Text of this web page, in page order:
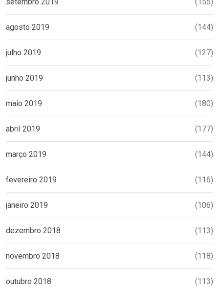
agosto 2019 (144)
julho 2019 (127)
junho 2019 (113)
maio 2019 (180)
abril 2019 (177)
março 2019 (144)
fevereiro 2019 (116)
janeiro 2019 (106)
dezembro 2018 (113)
novembro 2018 (118)
outubro 2018 (113)